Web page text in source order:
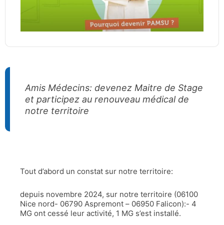
Amis Médecins: devenez Maitre de Stage
et participez au renouveau médical de
notre territoire
Tout d’abord un constat sur notre territoire:
depuis novembre 2024, sur notre territoire (06100
Nice nord- 06790 Aspremont – 06950 Falicon):- 4
MG ont cessé leur activité, 1 MG s’est installé.